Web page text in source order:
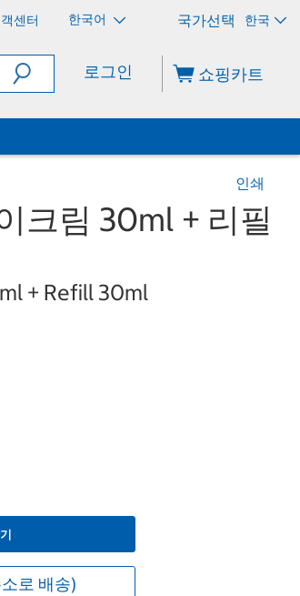
센터 한국어 한국
로그인 쇼핑카트
인쇄
크림 30ml + 리필
+ Refill 30ml
로 배송)